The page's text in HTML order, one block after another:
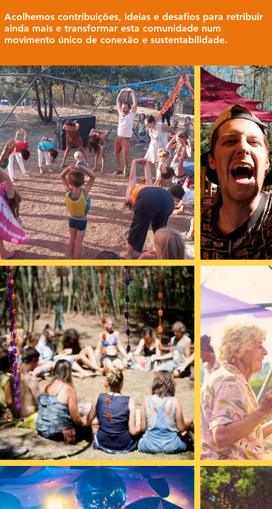
Acolhemos contribuições, ideias e desafios para retribuir
ainda mais e transformar esta comunidade num
movimento único de conexão e sustentabilidade.